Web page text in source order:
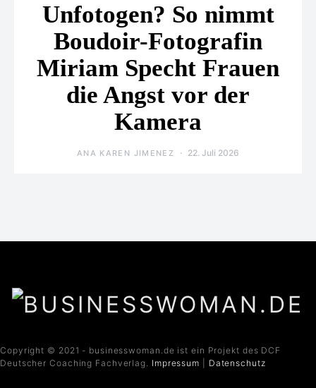
Unfotogen? So nimmt
Boudoir-Fotografin
Miriam Specht Frauen
die Angst vor der
Kamera
ANA KAREN JIMENEZ 22. Juli 2026
Copyright © 2021 - businesswoman.de ist ein Projekt des DCF
Deutscher Coaching Fachverlag. Impressum Datenschutz